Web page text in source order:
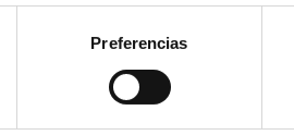
Preferencias